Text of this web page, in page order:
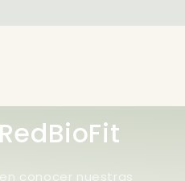
conocer nuestras